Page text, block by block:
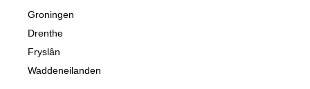
Groningen
Drenthe
Fryslân
Waddeneilanden